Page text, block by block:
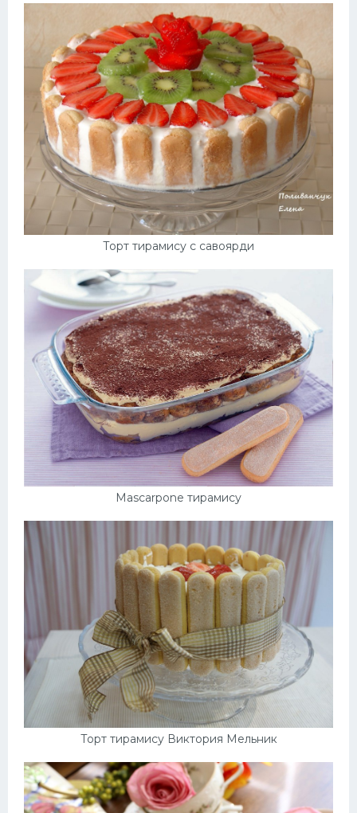
Торт тирамису с савоярди
Mascarpone тирамису
Торт тирамису Виктория Мельник